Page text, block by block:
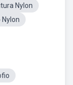
Nylon